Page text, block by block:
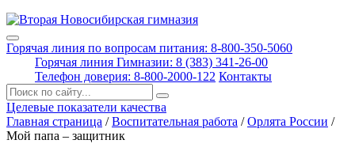
Горячая линия по вопросам питания: 8-800-350-5060
Горячая линия Гимназии: 8 (383) 341-26-00
Телефон доверия: 8-800-2000-122 Контакты
Поиск:
Целевые показатели качества
Главная страница /Воспитательная работа /Орлята России /
Мой папа – защитник